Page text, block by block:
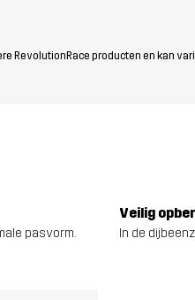
RevolutionRace producten en kan
pasvorm.
Veilig
In de